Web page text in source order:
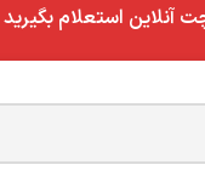
آنلاین استعلام بگیرید